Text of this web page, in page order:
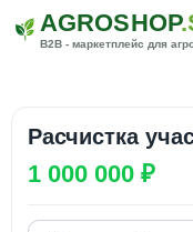
AGROSHOP
B2B - маркетплейс для
Расчистка
1 000 000 ₽